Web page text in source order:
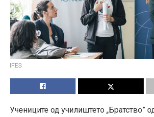
IFES
Учениците од училиштето „Братство”